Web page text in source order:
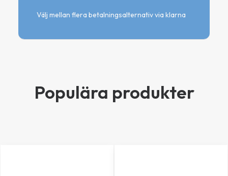
Välj mellan flera betalningsalternativ via klarna
Populära produkter